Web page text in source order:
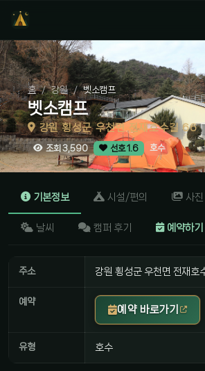
홈 강원 벳소캠프
벳소캠프
강원 횡성군 우천면 전재호수길 66
조회 3,590 선호 1.6 호수
기본정보 시설/편의 사진
날씨 캠퍼 후기 예약하기
주소 강원 횡성군 우천면 전재호
예약
예약 바로가기
유형 호수